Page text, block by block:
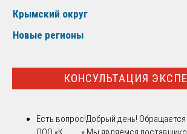
Крымский округ
Новые регионы
КОНСУЛЬТАЦИЯ
Есть вопрос!Добрый день! Обращается